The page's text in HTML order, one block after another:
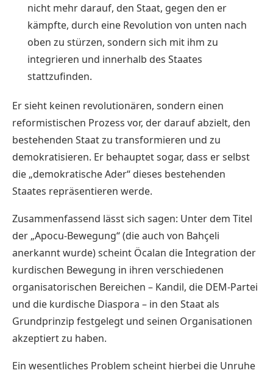
nicht mehr darauf, den Staat, gegen den er
kämpfte, durch eine Revolution von unten nach
oben zu stürzen, sondern sich mit ihm zu
integrieren und innerhalb des Staates
stattzufinden.
Er sieht keinen revolutionären, sondern einen
reformistischen Prozess vor, der darauf abzielt, den
bestehenden Staat zu transformieren und zu
demokratisieren. Er behauptet sogar, dass er selbst
die „demokratische Ader“ dieses bestehenden
Staates repräsentieren werde.
Zusammenfassend lässt sich sagen: Unter dem Titel
der „Apocu-Bewegung“ (die auch von Bahçeli
anerkannt wurde) scheint Öcalan die Integration der
kurdischen Bewegung in ihren verschiedenen
organisatorischen Bereichen – Kandil, die DEM-Partei
und die kurdische Diaspora – in den Staat als
Grundprinzip festgelegt und seinen Organisationen
akzeptiert zu haben.
Ein wesentliches Problem scheint hierbei die Unruhe